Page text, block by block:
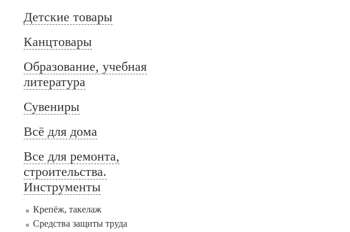
Детские товары
Канцтовары
Образование, учебная
литература
Сувениры
Всё для дома
Все для ремонта,
строительства.
Инструменты
Крепёж, такелаж
Средства защиты труда